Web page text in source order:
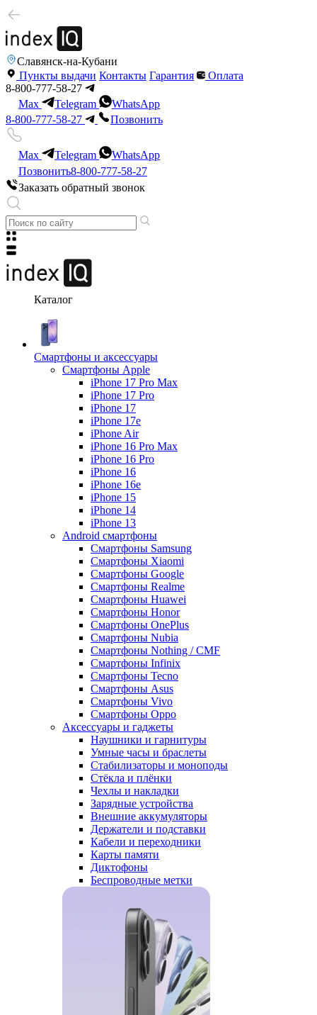
Славянск-на-Кубани
Пункты выдачи Контакты Гарантия
Оплата
8-800-777-58-27
Max
Telegram
WhatsApp
8-800-777-58-27
Позвонить
Max Telegram
WhatsApp
Позвонить8-800-777-58-27
Заказать обратный звонок
Каталог
Смартфоны и аксессуары
Смартфоны Apple
iPhone 17 Pro Max
iPhone 17 Pro
iPhone 17
iPhone 17e
iPhone Air
iPhone 16 Pro Max
iPhone 16 Pro
iPhone 16
iPhone 16e
iPhone 15
iPhone 14
iPhone 13
Android cмартфоны
Смартфоны Samsung
Смартфоны Xiaomi
Смартфоны Google
Смартфоны Realme
Смартфоны Huawei
Смартфоны Honor
Смартфоны OnePlus
Смартфоны Nubia
Смартфоны Nothing / CMF
Смартфоны Infinix
Смартфоны Tecno
Смартфоны Asus
Смартфоны Vivo
Смартфоны Oppo
Аксессуары и гаджеты
Наушники и гарнитуры
Умные часы и браслеты
Стабилизаторы и моноподы
Стёкла и плёнки
Чехлы и накладки
Зарядные устройства
Внешние аккумуляторы
Держатели и подставки
Кабели и переходники
Карты памяти
Диктофоны
Беспроводные метки